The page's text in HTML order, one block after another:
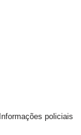
policiais